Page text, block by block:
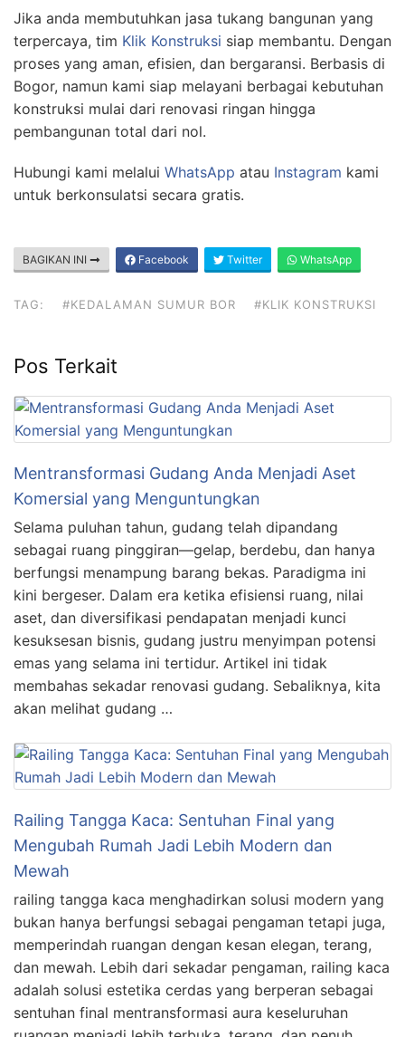
Jika anda membutuhkan jasa tukang bangunan yang
terpercaya, tim Klik Konstruksi siap membantu. Dengan
proses yang aman, efisien, dan bergaransi. Berbasis di
Bogor, namun kami siap melayani berbagai kebutuhan
konstruksi mulai dari renovasi ringan hingga
pembangunan total dari nol.
Hubungi kami melalui WhatsApp atau Instagram kami
untuk berkonsulatsi secara gratis.
BAGIKAN INI Facebook Twitter WhatsApp
TAG: #KEDALAMAN SUMUR BOR #KLIK KONSTRUKSI
Pos Terkait
Mentransformasi Gudang Anda Menjadi Aset
Komersial yang Menguntungkan
Selama puluhan tahun, gudang telah dipandang
sebagai ruang pinggiran—gelap, berdebu, dan hanya
berfungsi menampung barang bekas. Paradigma ini
kini bergeser. Dalam era ketika efisiensi ruang, nilai
aset, dan diversifikasi pendapatan menjadi kunci
kesuksesan bisnis, gudang justru menyimpan potensi
emas yang selama ini tertidur. Artikel ini tidak
membahas sekadar renovasi gudang. Sebaliknya, kita
akan melihat gudang …
Railing Tangga Kaca: Sentuhan Final yang
Mengubah Rumah Jadi Lebih Modern dan
Mewah
railing tangga kaca menghadirkan solusi modern yang
bukan hanya berfungsi sebagai pengaman tetapi juga,
memperindah ruangan dengan kesan elegan, terang,
dan mewah. Lebih dari sekadar pengaman, railing kaca
adalah solusi estetika cerdas yang berperan sebagai
sentuhan final mentransformasi aura keseluruhan